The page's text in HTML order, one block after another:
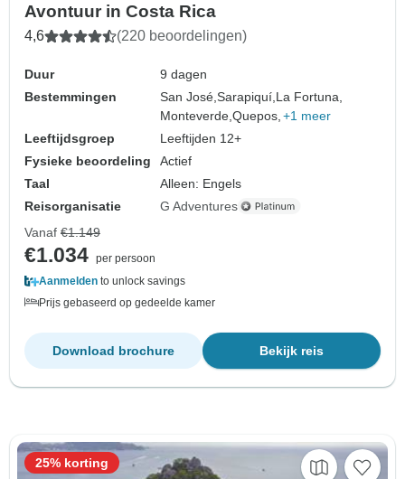
Avontuur in Costa Rica
4,6 (220 beoordelingen)
Duur
9 dagen
Bestemmingen
San José,Sarapiquí, La Fortuna,
Monteverde,Quepos, +1 meer
Leeftijdsgroep
Leeftijden 12+
Fysieke beoordeling
Actief
Taal
Alleen: Engels
Reisorganisatie
G Adventures
Vanaf €1.149
€1.034 per persoon
Aanmelden to unlock savings
Prijs gebaseerd op gedeelde kamer
Bekijk reis
Download brochure
25% korting